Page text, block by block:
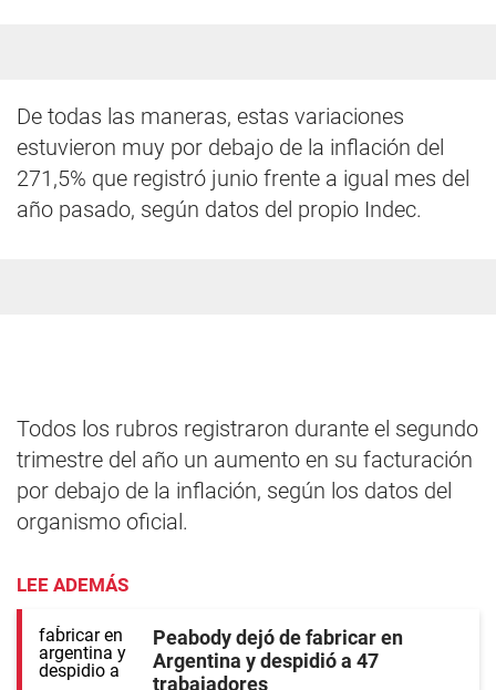
De todas las maneras, estas variaciones
estuvieron muy por debajo de la inflación del
271,5% que registró junio frente a igual mes del
año pasado, según datos del propio Indec.
Todos los rubros registraron durante el segundo
trimestre del año un aumento en su facturación
por debajo de la inflación, según los datos del
organismo oficial.
LEE ADEMÁS
Peabody dejó de fabricar en
Argentina y despidió a 47
trabajadores